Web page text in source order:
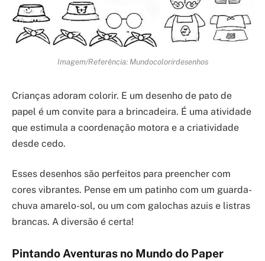
Imagem/Referência: Mundocolorirdesenhos
Crianças adoram colorir. E um desenho de pato de
papel é um convite para a brincadeira. É uma atividade
que estimula a coordenação motora e a criatividade
desde cedo.
Esses desenhos são perfeitos para preencher com
cores vibrantes. Pense em um patinho com um guarda-
chuva amarelo-sol, ou um com galochas azuis e listras
brancas. A diversão é certa!
Pintando Aventuras no Mundo do Paper